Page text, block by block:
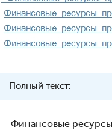
Полный текст:
Финансовые ресурсы